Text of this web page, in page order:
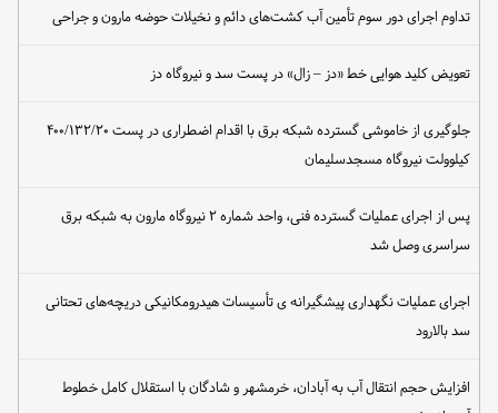
تداوم اجرای دور سوم تأمین آب کشت‌های دائم و نخیلات حوضه مارون و جراحی
تعویض کلید هوایی خط «دز – زال» در پست سد و نیروگاه دز
جلوگیری از خاموشی گسترده شبکه برق با اقدام اضطراری در پست ۴۰۰/۱۳۲/۲۰
کیلوولت نیروگاه مسجدسلیمان
پس از اجرای عملیات گسترده فنی، واحد شماره ۲ نیروگاه مارون به شبکه برق
سراسری وصل شد
اجرای عملیات نگهداری پیشگیرانه ی تأسیسات هیدرومکانیکی دریچه‌های تحتانی
سد بالارود
افزایش حجم انتقال آب به آبادان، خرمشهر و شادگان با استقلال کامل خطوط